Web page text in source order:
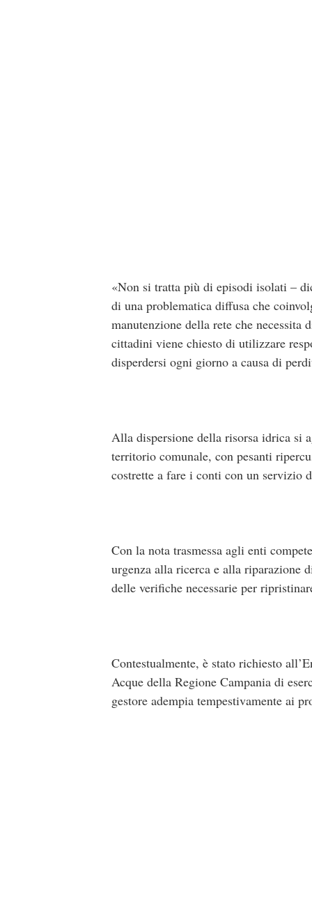
«Non si tratta più di episodi isolati –
di una problematica diffusa che
manutenzione della rete che
cittadini viene chiesto di utilizzare
disperdersi ogni giorno a causa di
Alla dispersione della risorsa idrica si
territorio comunale, con pesanti
costrette a fare i conti con un servizio
Con la nota trasmessa agli enti
urgenza alla ricerca e alla riparazione
delle verifiche necessarie per
Contestualmente, è stato richiesto
Acque della Regione Campania di
gestore adempia tempestivamente ai